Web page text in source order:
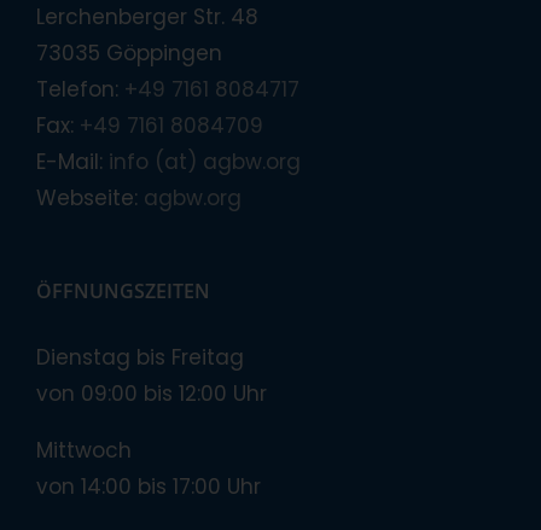
Lerchenberger Str. 48
73035 Göppingen
Telefon: +49 7161 8084717
Fax: +49 7161 8084709
E-Mail: info (at) agbw.org
Webseite: agbw.org
ÖFFNUNGSZEITEN
Dienstag bis Freitag
von 09:00 bis 12:00 Uhr
Mittwoch
von 14:00 bis 17:00 Uhr